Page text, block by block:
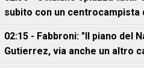
subito con un centrocampista
02:15 - Fabbroni: "Il piano del
Gutierrez, via anche un altro